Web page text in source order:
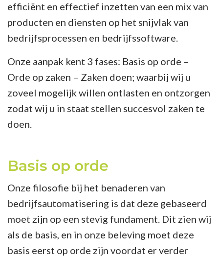
efficiënt en effectief inzetten van een mix van
producten en diensten op het snijvlak van
bedrijfsprocessen en bedrijfssoftware.
Onze aanpak kent 3 fases: Basis op orde –
Orde op zaken – Zaken doen; waarbij wij u
zoveel mogelijk willen ontlasten en ontzorgen
zodat wij u in staat stellen succesvol zaken te
doen.
Basis op orde
Onze filosofie bij het benaderen van
bedrijfsautomatisering is dat deze gebaseerd
moet zijn op een stevig fundament. Dit zien wij
als de basis, en in onze beleving moet deze
basis eerst op orde zijn voordat er verder